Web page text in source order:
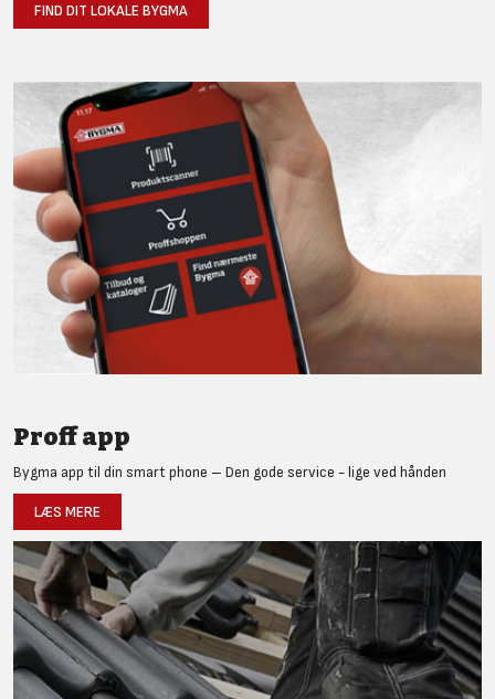
FIND DIT LOKALE BYGMA
Proff app
Bygma app til din smart phone – Den gode service - lige ved hånden
LÆS MERE